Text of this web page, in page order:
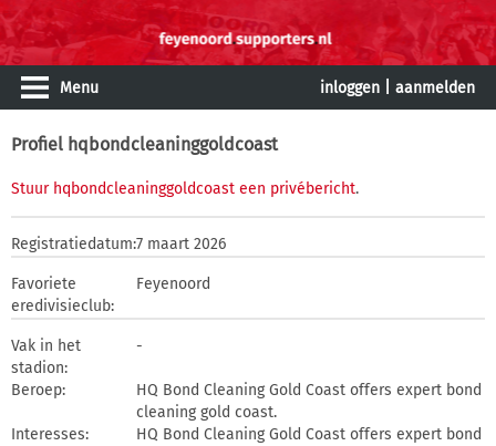
Menu inloggen aanmelden
Profiel hqbondcleaninggoldcoast
Stuur hqbondcleaninggoldcoast een privébericht.
Registratiedatum:7 maart 2026
Favoriete
eredivisieclub:
Feyenoord
Vak in het
stadion:
-
Beroep:
HQ Bond Cleaning Gold Coast offers expert bond
cleaning gold coast.
Interesses:
HQ Bond Cleaning Gold Coast offers expert bond